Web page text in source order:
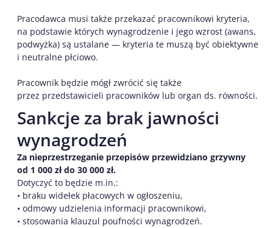
Pracodawca musi także przekazać pracownikowi kryteria,
na podstawie których wynagrodzenie i jego wzrost (awans,
podwyżka) są ustalane — kryteria te muszą być obiektywne
i neutralne płciowo.
Pracownik będzie mógł zwrócić się także
przez przedstawicieli pracowników lub organ ds. równości.
Sankcje za brak jawności
wynagrodzeń
Za nieprzestrzeganie przepisów przewidziano grzywny
od 1 000 zł do 30 000 zł.
Dotyczyć to będzie m.in.:
• braku widełek płacowych w ogłoszeniu,
• odmowy udzielenia informacji pracownikowi,
• stosowania klauzul poufności wynagrodzeń.